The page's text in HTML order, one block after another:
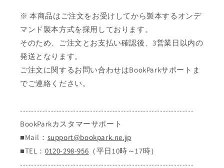
※ 本商品はご注文をお受けしてから製本するオンデ
マンド製本方式を採用しております。
そのため、ご注文とお支払い確認後、3営業日以内の
発送となります。
ご注文に関するお問い合わせはBookParkサポートま
でご連絡ください。
--------------------------------------------------------------
BookParkカスタマーサポート
■Mail： support@bookpark.ne.jp
■TEL： 0120-298-956 （平日10時～17時）
--------------------------------------------------------------